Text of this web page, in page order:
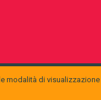
modalità di